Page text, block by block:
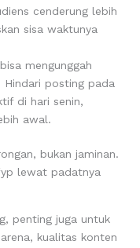
cenderung lebih
sisa waktunya
mengunggah
posting pada
di hari senin,
awal.
bukan jaminan.
lewat padatnya
penting juga untuk
kualitas konten